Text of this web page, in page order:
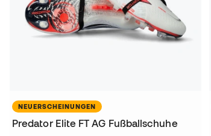
NEUERSCHEINUNGEN
Predator Elite FT AG Fußballschuhe